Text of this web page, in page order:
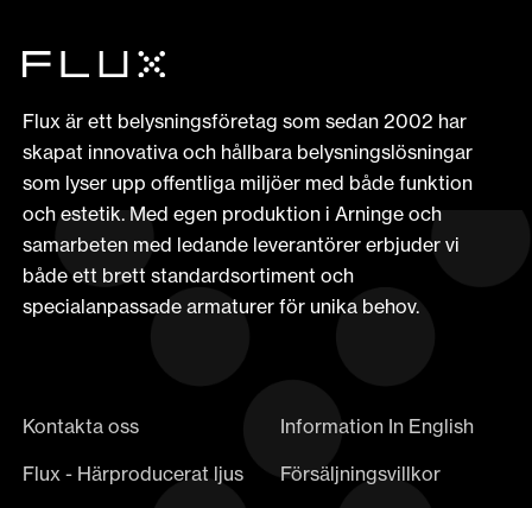
Flux är ett belysningsföretag som sedan 2002 har
skapat innovativa och hållbara belysningslösningar
som lyser upp offentliga miljöer med både funktion
och estetik. Med egen produktion i Arninge och
samarbeten med ledande leverantörer erbjuder vi
både ett brett standardsortiment och
specialanpassade armaturer för unika behov.
Kontakta oss
Information In English
Flux - Härproducerat ljus
Försäljningsvillkor